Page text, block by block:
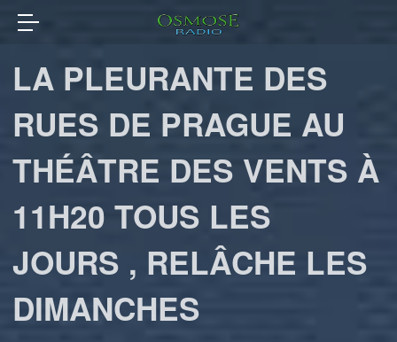
LA PLEURANTE DES
RUES DE PRAGUE AU
THÉÂTRE DES VENTS À
11H20 TOUS LES
JOURS , RELÂCHE LES
DIMANCHES